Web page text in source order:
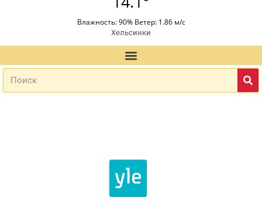
Влажность: 90% Ветер: 1.86 м/с
Хельсинки